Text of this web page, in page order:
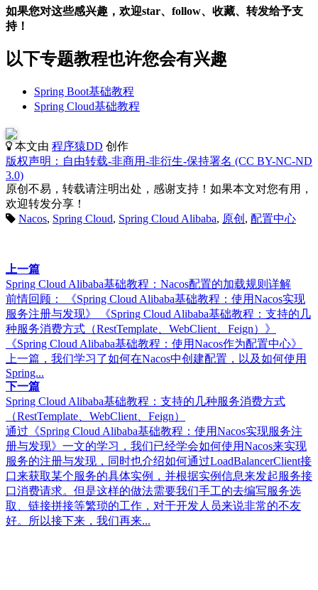
如果您对这些感兴趣，欢迎star、follow、收藏、转发给予支
持！
以下专题教程也许您会有兴趣
Spring Boot基础教程
Spring Cloud基础教程
本文由 程序猿DD 创作
版权声明：自由转载-非商用-非衍生-保持署名 (CC BY-NC-ND
3.0)
原创不易，转载请注明出处，感谢支持！如果本文对您有用，
欢迎转发分享！
Nacos, Spring Cloud, Spring Cloud Alibaba, 原创 , 配置中心
上一篇
Spring Cloud Alibaba基础教程：Nacos配置的加载规则详解
前情回顾： 《Spring Cloud Alibaba基础教程：使用Nacos实现
服务注册与发现》 《Spring Cloud Alibaba基础教程：支持的几
种服务消费方式（RestTemplate、WebClient、Feign）》
《Spring Cloud Alibaba基础教程：使用Nacos作为配置中心》
上一篇，我们学习了如何在Nacos中创建配置，以及如何使用
Spring...
下一篇
Spring Cloud Alibaba基础教程：支持的几种服务消费方式
（RestTemplate、WebClient、Feign）
通过《Spring Cloud Alibaba基础教程：使用Nacos实现服务注
册与发现》一文的学习，我们已经学会如何使用Nacos来实现
服务的注册与发现，同时也介绍如何通过LoadBalancerClient接
口来获取某个服务的具体实例，并根据实例信息来发起服务接
口消费请求。但是这样的做法需要我们手工的去编写服务选
取、链接拼接等繁琐的工作，对于开发人员来说非常的不友
好。所以接下来，我们再来...